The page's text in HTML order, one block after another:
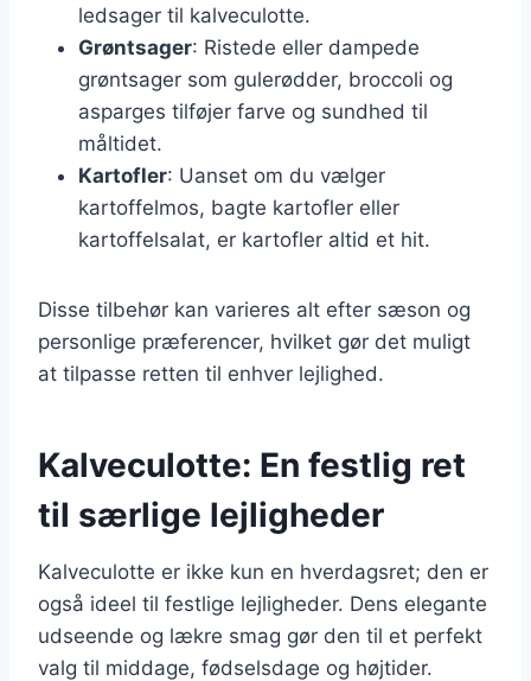
ledsager til kalveculotte.
Grøntsager: Ristede eller dampede
grøntsager som gulerødder, broccoli og
asparges tilføjer farve og sundhed til
måltidet.
Kartofler: Uanset om du vælger
kartoffelmos, bagte kartofler eller
kartoffelsalat, er kartofler altid et hit.
Disse tilbehør kan varieres alt efter sæson og
personlige præferencer, hvilket gør det muligt
at tilpasse retten til enhver lejlighed.
Kalveculotte: En festlig ret
til særlige lejligheder
Kalveculotte er ikke kun en hverdagsret; den er
også ideel til festlige lejligheder. Dens elegante
udseende og lækre smag gør den til et perfekt
valg til middage, fødselsdage og højtider.